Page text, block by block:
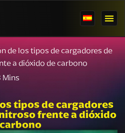
de los tipos de cargadores de
a dióxido de carbono
tipos de cargadores
frente a dióxido